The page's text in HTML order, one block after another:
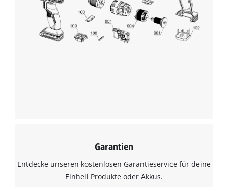
This content is not permitted to load due
to trackers that are not disclosed to the
visitor. The website owner needs to setup
Garantien
Entdecke unseren kostenlosen Garantieservice für deine
Einhell Produkte oder Akkus.